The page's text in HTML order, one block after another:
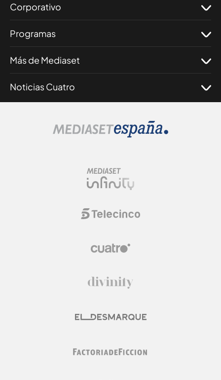
Corporativo
Programas
Más de Mediaset
Noticias Cuatro